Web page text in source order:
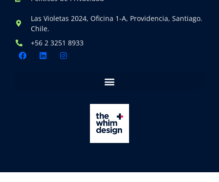
Las Violetas 2024, Oficina 1-A, Providencia, Santiago.
Chile.
+56 2 3251 8933